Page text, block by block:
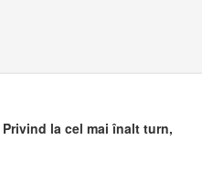
Privind la cel mai înalt turn,